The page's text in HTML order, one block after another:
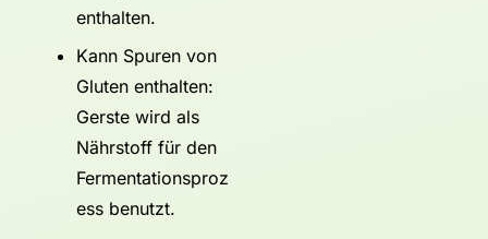
enthalten.
Kann Spuren von
Gluten enthalten:
Gerste wird als
Nährstoff für den
Fermentationsproz
ess benutzt.